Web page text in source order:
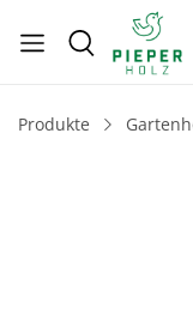
Produkte